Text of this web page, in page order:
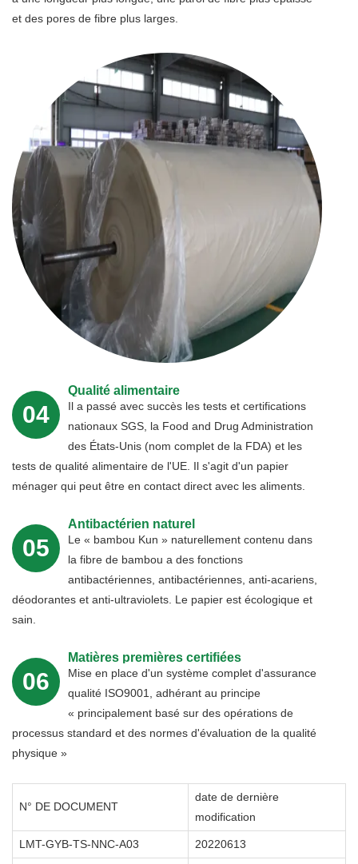
et des pores de fibre plus larges.
04
Qualité alimentaire
Il a passé avec succès les tests et certifications
nationaux SGS, la Food and Drug Administration
des États-Unis (nom complet de la FDA) et les
tests de qualité alimentaire de l'UE. Il s'agit d'un papier
ménager qui peut être en contact direct avec les aliments.
05
Antibactérien naturel
Le « bambou Kun » naturellement contenu dans
la fibre de bambou a des fonctions
antibactériennes, antibactériennes, anti-acariens,
déodorantes et anti-ultraviolets. Le papier est écologique et
sain.
06
Matières premières certifiées
respectueuses de l'environnement
Mise en place d'un système complet d'assurance
qualité ISO9001, adhérant au principe
« principalement basé sur des opérations de
processus standard et des normes d'évaluation de la qualité
physique »
N° DE DOCUMENT
date de dernière
modification
LMT-GYB-TS-NNC-A03 20220613